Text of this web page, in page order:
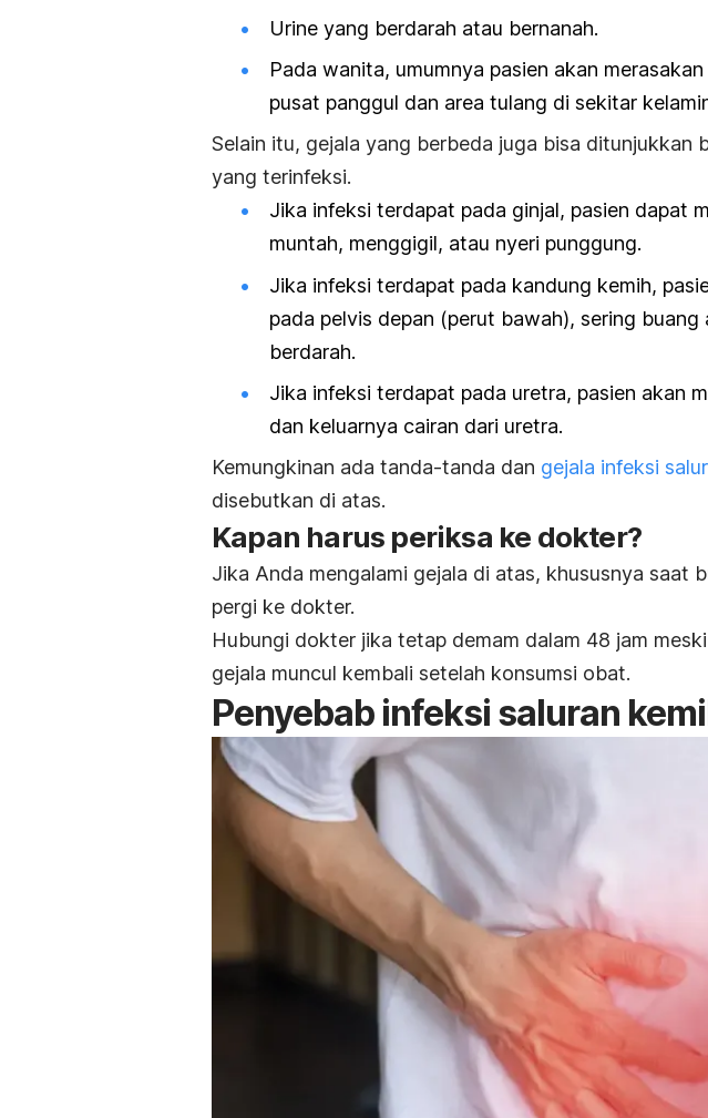
Urine yang berdarah atau bernanah.
Pada wanita, umumnya pasien akan
pusat panggul dan area tulang di sekitar
Selain itu, gejala yang berbeda juga bisa ditunjukkan
yang terinfeksi.
Jika infeksi terdapat pada ginjal, pasien dapat
muntah, menggigil, atau nyeri punggung.
Jika infeksi terdapat pada kandung kemih,
pada pelvis depan (perut bawah), sering buang
berdarah.
Jika infeksi terdapat pada uretra, pasien akan
dan keluarnya cairan dari uretra.
Kemungkinan ada tanda-tanda dan gejala infeksi
disebutkan di atas.
Kapan harus periksa ke dokter?
Jika Anda mengalami gejala di atas, khususnya saat
pergi ke dokter.
Hubungi dokter jika tetap demam dalam 48 jam
gejala muncul kembali setelah konsumsi obat.
Penyebab infeksi saluran